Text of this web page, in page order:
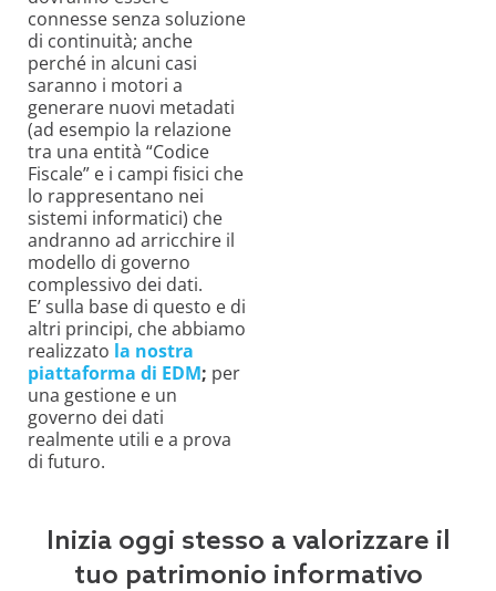
connesse senza soluzione
di continuità; anche
perché in alcuni casi
saranno i motori a
generare nuovi metadati
(ad esempio la relazione
tra una entità “Codice
Fiscale” e i campi fisici che
lo rappresentano nei
sistemi informatici) che
andranno ad arricchire il
modello di governo
complessivo dei dati.
E’ sulla base di questo e di
altri principi, che abbiamo
realizzato la nostra
piattaforma di EDM; per
una gestione e un
governo dei dati
realmente utili e a prova
di futuro.
Inizia oggi stesso a valorizzare il
tuo patrimonio informativo